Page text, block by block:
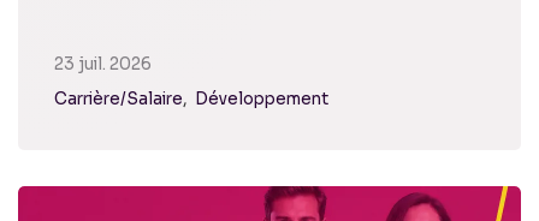
23 juil. 2026
Carrière/Salaire
Développement